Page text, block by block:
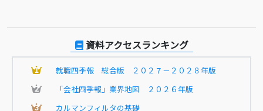
資料アクセスランキング
1
就職四季報 総合版 ２０２７－２０２８年版
2
「会社四季報」業界地図 ２０２６年版
3
カルマンフィルタの基礎